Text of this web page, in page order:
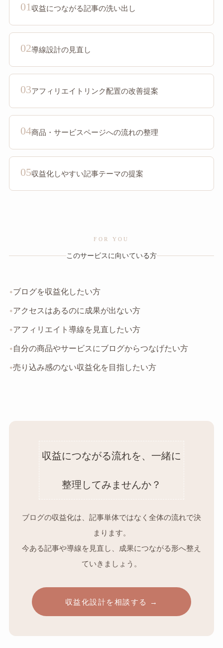
01収益につながる記事の洗い出し
02導線設計の見直し
03アフィリエイトリンク配置の改善提案
04商品・サービスページへの流れの整理
05収益化しやすい記事テーマの提案
FOR YOU
このサービスに向いている方
ブログを収益化したい方
アクセスはあるのに成果が出ない方
アフィリエイト導線を見直したい方
自分の商品やサービスにブログからつなげたい方
売り込み感のない収益化を目指したい方
収益につながる流れを、一緒に
整理してみませんか？
ブログの収益化は、記事単体ではなく全体の流れで決
まります。
今ある記事や導線を見直し、成果につながる形へ整え
ていきましょう。
収益化設計を相談する →